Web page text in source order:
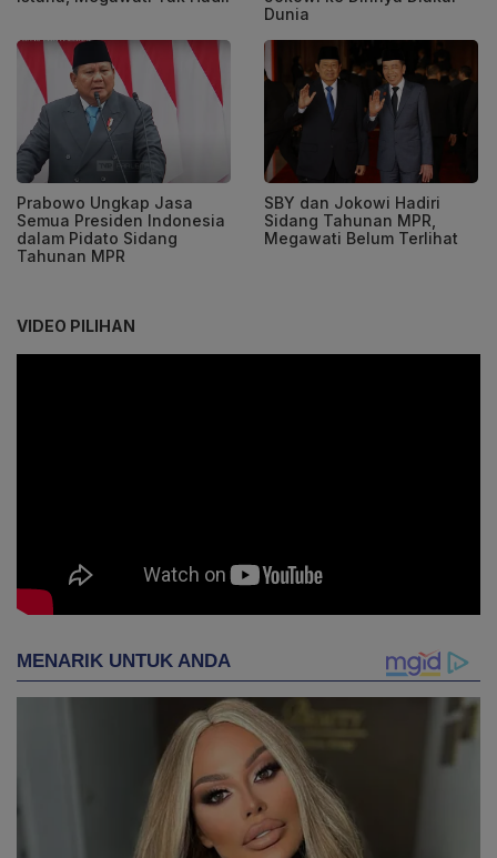
Dunia
Prabowo Ungkap Jasa
Semua Presiden Indonesia
dalam Pidato Sidang
Tahunan MPR
SBY dan Jokowi Hadiri
Sidang Tahunan MPR,
Megawati Belum Terlihat
VIDEO PILIHAN